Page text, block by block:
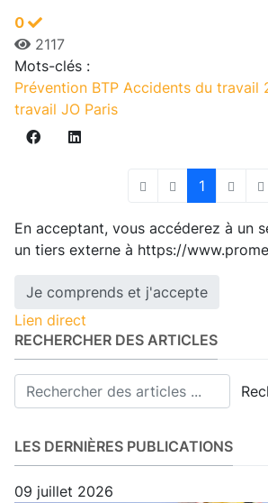
0
2117
Mots-clés :
Prévention BTP Accidents du travail
travail JO Paris
First Page
Previous Page
1
Next
En acceptant, vous accéderez à un
un tiers externe à https://
Je comprends et j'accepte
Lien direct
RECHERCHER DES ARTICLES
LES DERNIÈRES PUBLICATIONS
09 juillet 2026